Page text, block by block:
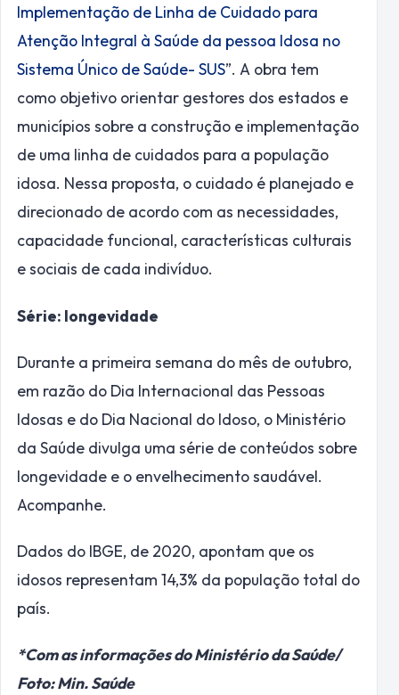
Implementação de Linha de Cuidado para
Atenção Integral à Saúde da pessoa Idosa no
Sistema Único de Saúde- SUS”. A obra tem
como objetivo orientar gestores dos estados e
municípios sobre a construção e implementação
de uma linha de cuidados para a população
idosa. Nessa proposta, o cuidado é planejado e
direcionado de acordo com as necessidades,
capacidade funcional, características culturais
e sociais de cada indivíduo.
Série: longevidade
Durante a primeira semana do mês de outubro,
em razão do Dia Internacional das Pessoas
Idosas e do Dia Nacional do Idoso, o Ministério
da Saúde divulga uma série de conteúdos sobre
longevidade e o envelhecimento saudável.
Acompanhe.
Dados do IBGE, de 2020, apontam que os
idosos representam 14,3% da população total do
país.
*Com as informações do Ministério da Saúde/
Foto: Min. Saúde